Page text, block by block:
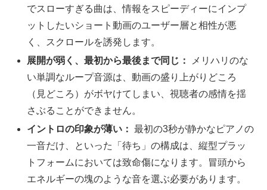
でスローすぎる曲は、情報をスピーディーにインプ
ットしたいショート動画のユーザー層と相性が悪
く、スクロールを誘発します。
展開が弱く、最初から最後まで同じ：
メリハリのな
い単調なループ音源は、動画の盛り上がりどころ
（見どころ）がボヤけてしまい、視聴者の感情を揺
さぶることができません。
イントロの印象が薄い： 最初の3秒が静かなピアノの
一音だけ、といった「待ち」の構成は、縦型プラッ
トフォームにおいては致命傷になります。冒頭から
エネルギーの塊のような音を選ぶ必要があります。